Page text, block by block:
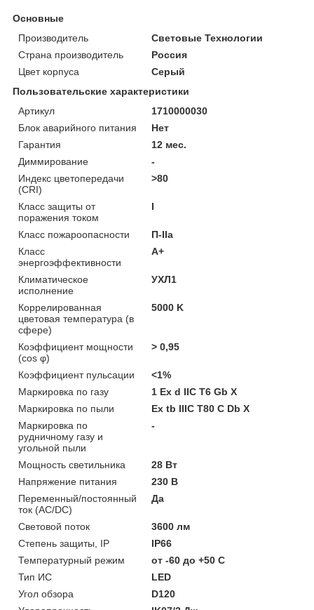
Основные
Производитель
Световые Технологии
Страна производитель
Россия
Цвет корпуса
Серый
Пользовательские характеристики
Артикул
1710000030
Блок аварийного питания
Нет
Гарантия
12 мес.
Диммирование
-
Индекс цветопередачи
(CRI)
>80
Класс защиты от
поражения током
I
Класс пожароопасности
П-ІІа
Класс
энергоэффективности
A+
Климатическое
исполнение
УХЛ1
Коррелированная
цветовая температура (в
сфере)
5000 K
Коэффициент мощности
(cos φ)
> 0,95
Коэффициент пульсации
<1%
Маркировка по газу
1 Ex d IIC T6 Gb X
Маркировка по пыли
Ex tb IIIC T80 С Db X
Маркировка по
рудничному газу и
угольной пыли
-
Мощность светильника
28 Вт
Напряжение питания
230 В
Переменный/постоянный
ток (AC/DC)
Да
Световой поток
3600 лм
Степень защиты, IP
IP66
Температурный режим
от -60 до +50 C
Тип ИС
LED
Угол обзора
D120